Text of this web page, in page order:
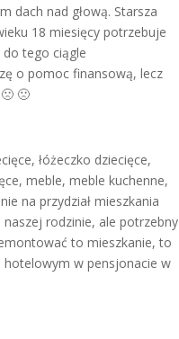
dach nad głową. Starsza
18 miesięcy potrzebuje
tego ciągle
o pomoc finansową, lecz
🙁
łóżeczko dziecięce,
meble, meble kuchenne,
na przydział mieszkania
rodzinie, ale potrzebny
to mieszkanie, to
hotelowym w pensjonacie w